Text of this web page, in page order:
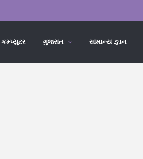
કમ્પ્યુટર ગુજરાત સામાન્ય જ્ઞાન